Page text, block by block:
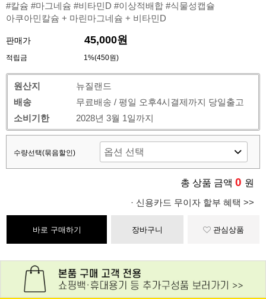
#칼슘 #마그네슘 #비타민D #이상적배합 #식물성캡슐
아쿠아민칼슘 + 마린마그네슘 + 비타민D
판매가 45,000원
적립금 1%(450원)
원산지
뉴질랜드
배송
무료배송 / 평일 오후4시결제까지 당일출고
소비기한
2028년 3월 1일까지
수량선택(묶음할인)
총 상품 금액 0 원
· 신용카드 무이자 할부 혜택 >>
바로 구매하기 장바구니 관심상품